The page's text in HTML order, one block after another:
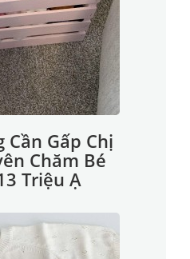
Cần Gấp Chị
Chăm Bé
Triệu Ạ